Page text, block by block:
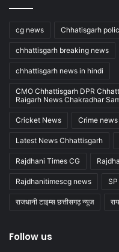
cg news Chhatisgarh
chhattisgarh breaking news
chhattisgarh news in hindi
CMO Chhattisgarh DPR
Raigarh News Chakradhar
Cricket News Crime
Latest News Chhattisgarh
Rajdhani Times CG
Rajdhanitimescg news
राजधानी टाइम्स छत्तीसगढ़ न्यूज
Follow us